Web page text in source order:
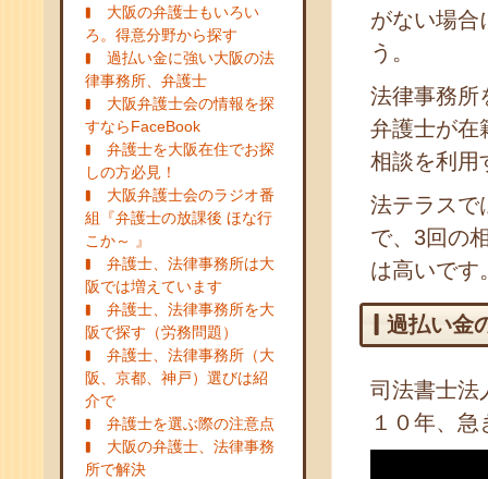
大阪の弁護士もいろい
ろ。得意分野から探す
過払い金に強い大阪の法
律事務所、弁護士
大阪弁護士会の情報を探
すならFaceBook
弁護士を大阪在住でお探
しの方必見！
大阪弁護士会のラジオ番
組『弁護士の放課後 ほな行
こか～ 』
弁護士、法律事務所は大
阪では増えています
弁護士、法律事務所を大
阪で探す（労務問題）
弁護士、法律事務所（大
阪、京都、神戸）選びは紹
介で
弁護士を選ぶ際の注意点
大阪の弁護士、法律事務
所で解決
がない場合
う。
法律事務所
弁護士が在
相談を利用
法テラスで
で、3回の
は高いです
過払い金
司法書士
１０年、